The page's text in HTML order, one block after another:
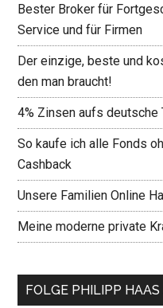
Bester Broker für
Service und für Firmen
Der einzige, beste und
den man braucht!
4% Zinsen aufs deutsche
So kaufe ich alle Fonds
Cashback
Unsere Familien Online
Meine moderne private
FOLGE PHILIPP